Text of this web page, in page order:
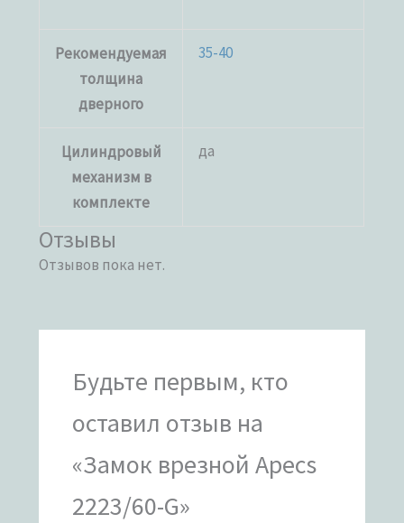
Рекомендуемая
толщина
дверного
35-40
Цилиндровый
механизм в
комплекте
да
Отзывы
Отзывов пока нет.
Будьте первым, кто
оставил отзыв на
«Замок врезной Apecs
2223/60-G»